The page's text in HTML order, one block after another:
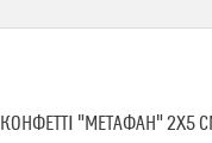
КОНФЕТТІ "МЕТАФАН" 2Х5